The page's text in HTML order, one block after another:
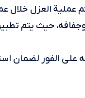
عملية العزل خلال
حيث يتم
الفور لضمان